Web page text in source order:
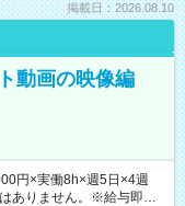
掲載日：2026.08.10
動画の映像編
円×実働8h×週5日×4週
ありません。※給与即受